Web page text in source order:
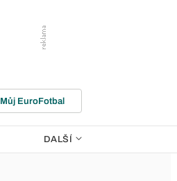
Můj EuroFotbal
DALŠÍ